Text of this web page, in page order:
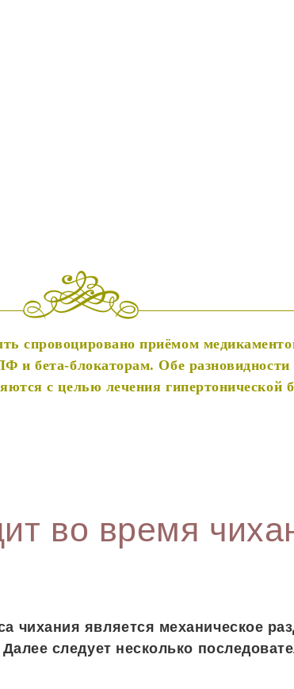
спровоцировано приёмом
и бета-блокаторам. Обе разновидности
с целью лечения гипертонической
во время
чихания является механическое
следует несколько